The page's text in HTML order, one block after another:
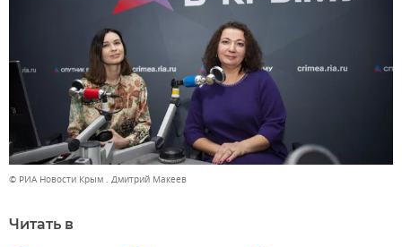
© РИА Новости Крым . Дмитрий Макеев
Читать в